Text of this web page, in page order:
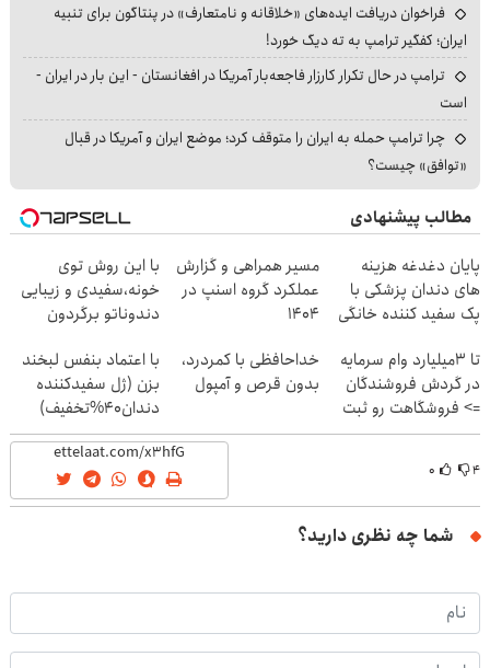
فراخوان دریافت ایده‌های «خلاقانه و نامتعارف» در پنتاگون برای تنبیه
ایران؛ کفگیر ترامپ به ته دیگ خورد!
ترامپ در حال تکرار کارزار فاجعه‌بار آمریکا در افغانستان - این بار در ایران -
است
چرا ترامپ حمله به ایران را متوقف کرد؛ موضع ایران و آمریکا در قبال
«توافق» چیست؟
مطالب پیشنهادی
پایان دغدغه هزینه
های دندان پزشکی با
پک سفید کننده خانگی
مسیر همراهی و گزارش
عملکرد گروه اسنپ در
۱۴۰۴
با این روش توی
خونه،سفیدی و زیبایی
دندوناتو برگردون
تا 3میلیارد وام سرمایه
در گردش فروشندگان
=> فروشگاهت رو ثبت
کن
خداحافظی با کمردرد،
بدون قرص و آمپول
با اعتماد بنفس لبخند
بزن (ژل سفیدکننده
دندان40%تخفیف)
۴ ۰
شما چه نظری دارید؟